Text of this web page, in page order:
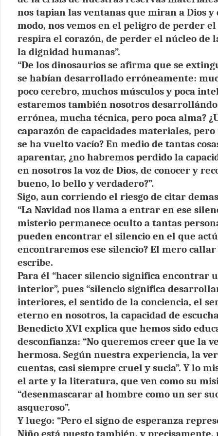
nos tapian las ventanas que miran a Dios y
modo, nos vemos en el peligro de perder
respira el corazón, de perder el núcleo de
la dignidad humanas”.
“De los dinosaurios se afirma que se
se habían desarrollado erróneamente:
poco cerebro, muchos músculos y poca
estaremos también nosotros
errónea, mucha técnica, pero poca alma?
caparazón de capacidades materiales,
se ha vuelto vacío? En medio de tantas
aparentar, ¿no habremos perdido la
en nosotros la voz de Dios, de conocer y
bueno, lo bello y verdadero?”.
Sigo, aun corriendo el riesgo de citar
“La Navidad nos llama a entrar en ese
misterio permanece oculto a tantas
pueden encontrar el silencio en el que
encontraremos ese silencio? El mero callar
escribe.
Para él “hacer silencio significa encontrar
interior”, pues “silencio significa
interiores, el sentido de la conciencia, el
eterno en nosotros, la capacidad de
Benedicto XVI explica que hemos sido
desconfianza: “No queremos creer que la
hermosa. Según nuestra experiencia, la
cuentas, casi siempre cruel y sucia”. Y lo
el arte y la literatura, que ven como su
“desenmascarar al hombre como un ser
asqueroso”.
Y luego: “Pero el signo de esperanza
Niño está puesto también, y precisamente,